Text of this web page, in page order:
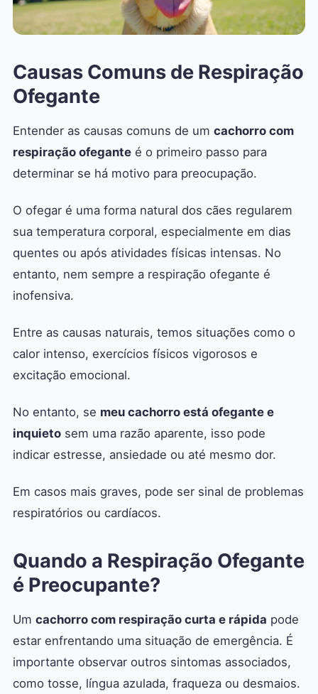
Causas Comuns de Respiração
Ofegante
Entender as causas comuns de um cachorro com
respiração ofegante é o primeiro passo para
determinar se há motivo para preocupação.
O ofegar é uma forma natural dos cães regularem
sua temperatura corporal, especialmente em dias
quentes ou após atividades físicas intensas. No
entanto, nem sempre a respiração ofegante é
inofensiva.
Entre as causas naturais, temos situações como o
calor intenso, exercícios físicos vigorosos e
excitação emocional.
No entanto, se meu cachorro está ofegante e
inquieto sem uma razão aparente, isso pode
indicar estresse, ansiedade ou até mesmo dor.
Em casos mais graves, pode ser sinal de problemas
respiratórios ou cardíacos.
Quando a Respiração Ofegante
é Preocupante?
Um cachorro com respiração curta e rápida pode
estar enfrentando uma situação de emergência. É
importante observar outros sintomas associados,
como tosse, língua azulada, fraqueza ou desmaios.